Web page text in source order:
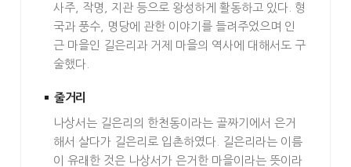
사주, 작명, 지관 등으로 왕성하게 활동하고 있다. 형
국과 풍수, 명당에 관한 이야기를 들려주었으며 인
근 마을인 길은리과 거제 마을의 역사에 대해서도 구
술했다.
줄거리
나상서는 길은리의 한천동이라는 골짜기에서 은거
해서 살다가 길은리로 입촌하였다. 길은리라는 이름
이 유래한 것은 나상서가 은거한 마을이라는 뜻이라